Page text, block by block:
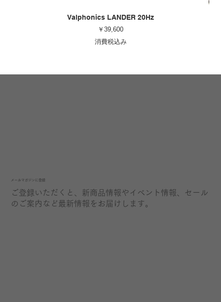
Valphonics LANDER 20Hz
価格
￥39,600
消費税込み
​メールマガジンに登録
ご登録いただくと、新商品情報やイベント情報、セール
のご案内など最新情報をお届けします。